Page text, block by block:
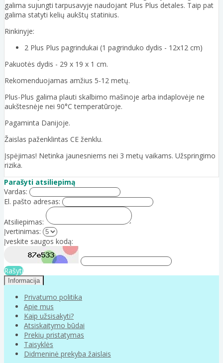
galima sujungti tarpusavyje naudojant Plus Plus detales. Taip pat
galima statyti kelių aukštų statinius.
Rinkinyje:
2 Plus Plus pagrindukai (1 pagrinduko dydis - 12x12 cm)
Pakuotės dydis - 29 x 19 x 1 cm.
Rekomenduojamas amžius 5-12 metų.
Plus-Plus galima plauti skalbimo mašinoje arba indaplovėje ne
aukštesnėje nei 90°C temperatūroje.
Pagaminta Danijoje.
Žaislas paženklintas CE ženklu.
Įspėjimas! Netinka jaunesniems nei 3 metų vaikams. Užspringimo
rizika.
Parašyti atsiliepimą
Vardas:
El. pašto adresas:
Atsiliepimas:
Įvertinimas:
Įveskite saugos kodą:
Rašyti
Informacija
Privatumo politika
Apie mus
Kaip užsisakyti?
Atsiskaitymo būdai
Prekių pristatymas
Taisyklės
Didmeninė prekyba žaislais